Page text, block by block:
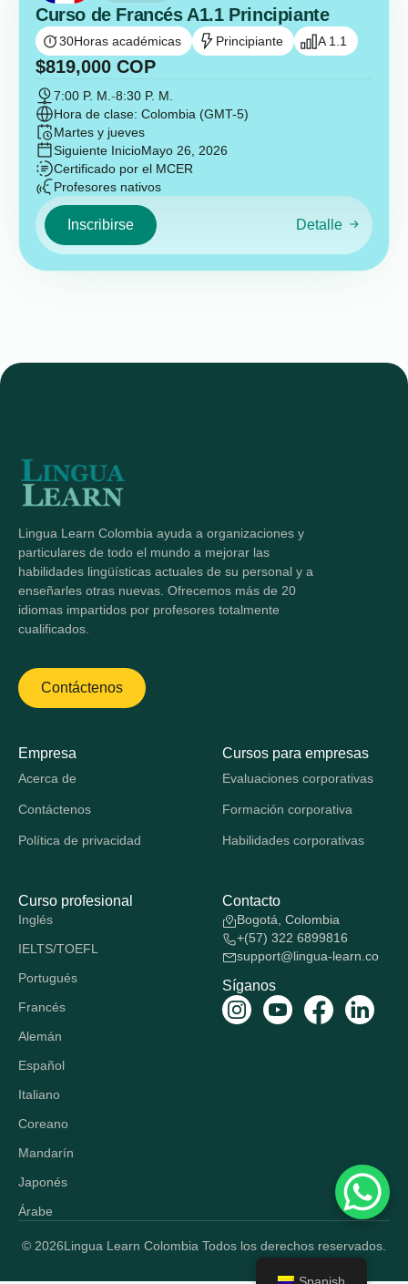
Curso de Francés A1.1 Principiante
30Horas académicas Principiante A 1.1
$819,000 COP
7:00 P. M. -8:30 P. M.
Hora de clase: Colombia (GMT-5)
Martes y jueves
Siguiente InicioMayo 26, 2026
Certificado por el MCER
Profesores nativos
Inscribirse Detalle
Lingua Learn Colombia ayuda a organizaciones y
particulares de todo el mundo a mejorar las
habilidades lingüísticas actuales de su personal y a
enseñarles otras nuevas. Ofrecemos más de 20
idiomas impartidos por profesores totalmente
cualificados.
Contáctenos
Empresa
Acerca de
Contáctenos
Política de privacidad
Cursos para empresas
Evaluaciones corporativas
Formación corporativa
Habilidades corporativas
Curso profesional
Inglés
IELTS/TOEFL
Portugués
Francés
Alemán
Español
Italiano
Coreano
Mandarín
Japonés
Árabe
Contacto
Bogotá, Colombia
+(57) 322 6899816
support@lingua-learn.co
Síganos
© 2026Lingua Learn Colombia Todos los derechos reservados.